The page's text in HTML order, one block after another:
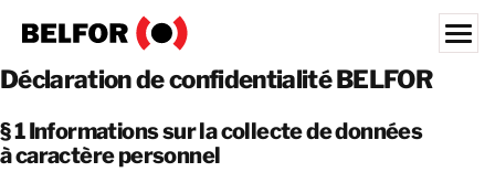
content
Search for:
NOS CLIENTS
Déclaration de confidentialité BELFOR
§ 1 Informations sur la collecte de données
à caractère personnel